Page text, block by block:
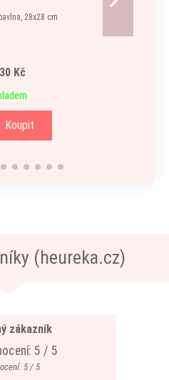
28x28 cm
Kč
Koupit
(heureka.cz)
zákazník
5 / 5